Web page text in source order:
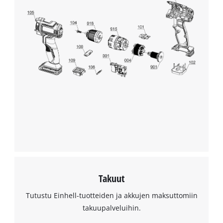
Takuut
Tutustu Einhell-tuotteiden ja akkujen maksuttomiin
takuupalveluihin.